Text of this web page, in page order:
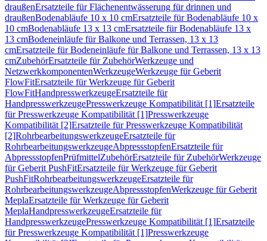
draußenErsatzteile für Flächenentwässerung für drinnen und
draußenBodenabläufe 10 x 10 cmErsatzteile für Bodenabläufe 10 x
10 cmBodenabläufe 13 x 13 cmErsatzteile für Bodenabläufe 13 x
13 cmBodeneinläufe für Balkone und Terrassen, 13 x 13
cmErsatzteile für Bodeneinläufe für Balkone und Terrassen, 13 x 13
cmZubehörErsatzteile für ZubehörWerkzeuge und
NetzwerkkomponentenWerkzeugeWerkzeuge für Geberit
FlowFitErsatzteile für Werkzeuge für Geberit
FlowFitHandpresswerkzeugeErsatzteile für
HandpresswerkzeugePresswerkzeuge Kompatibilität [1]Ersatzteile
für Presswerkzeuge Kompatibilität [1]Presswerkzeuge
Kompatibilität [2]Ersatzteile für Presswerkzeuge Kompatibilität
[2]RohrbearbeitungswerkzeugeErsatzteile für
RohrbearbeitungswerkzeugeAbpressstopfenErsatzteile für
AbpressstopfenPrüfmittelZubehörErsatzteile für ZubehörWerkzeuge
für Geberit PushFitErsatzteile für Werkzeuge für Geberit
PushFitRohrbearbeitungswerkzeugeErsatzteile für
RohrbearbeitungswerkzeugeAbpressstopfenWerkzeuge für Geberit
MeplaErsatzteile für Werkzeuge für Geberit
MeplaHandpresswerkzeugeErsatzteile für
HandpresswerkzeugePresswerkzeuge Kompatibilität [1]Ersatzteile
für Presswerkzeuge Kompatibilität [1]Presswerkzeuge